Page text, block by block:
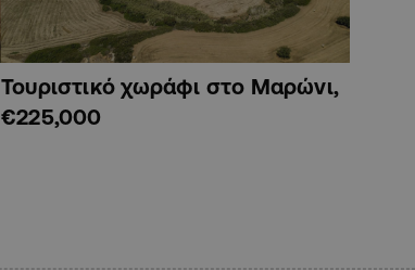
Τουριστικό χωράφι στο Μαρώνι,
€225,000